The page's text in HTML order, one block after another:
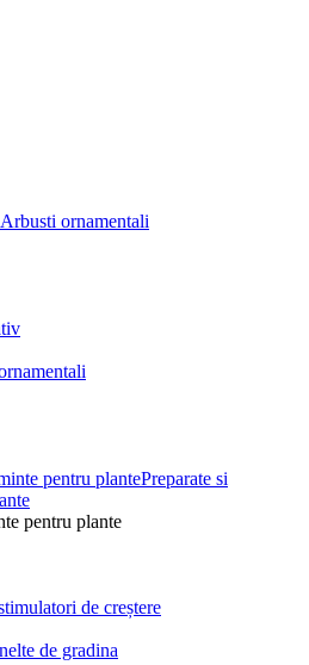
Arbusti ornamentali
Preparate si
pentru plante
de creștere
de gradina